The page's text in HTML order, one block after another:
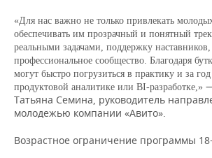
«Для нас важно не только привлекать
обеспечивать им прозрачный и понятный
реальными задачами, поддержку
профессиональное сообщество. Благодаря
могут быстро погрузиться в практику и за
продуктовой аналитике или BI-разработке,»
Татьяна Семина, руководитель
молодежью компании «Авито».
Возрастное ограничение программы